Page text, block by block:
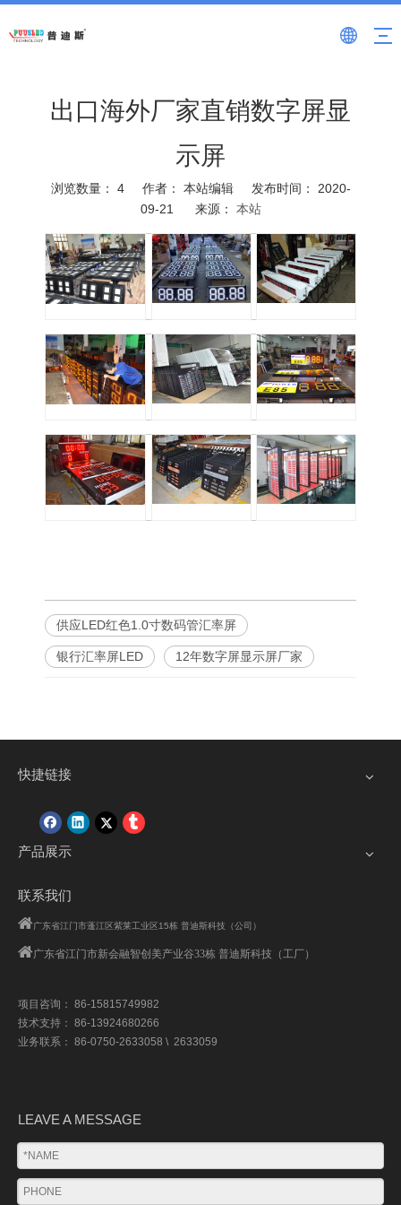
出口海外厂家直销数字屏显
示屏
浏览数量： 4作者： 本站编辑 发布时间： 2020-
09-21 来源： 本站
["wechat","weibo","qzone","douban","email"]
供应LED红色1.0寸数码管汇率屏
银行汇率屏LED 12年数字屏显示屏厂家
快捷链接
产品展示
联系我们
广东省江门市蓬江区紫莱工业区15栋 普迪斯科技（公司）
广东省江门市新会融智创美产业谷33栋 普迪斯科技（工厂）
项目咨询： 86-15815749982
技术支持： 86-13924680266
业务联系： 86-0750-2633058 \ 2633059
LEAVE A MESSAGE